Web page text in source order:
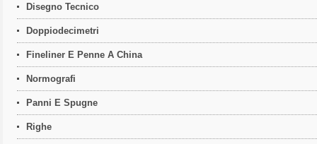
Disegno Tecnico
Doppiodecimetri
Fineliner E Penne A China
Normografi
Panni E Spugne
Righe